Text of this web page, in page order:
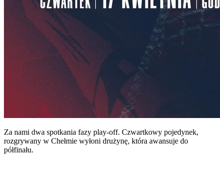
Za nami dwa spotkania fazy play-off. Czwartkowy pojedynek,
rozgrywany w Chełmie wyłoni drużynę, która awansuje do
półfinału.